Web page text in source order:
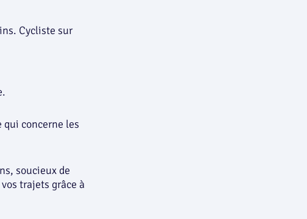
qui concerne les
soucieux de
trajets grâce à